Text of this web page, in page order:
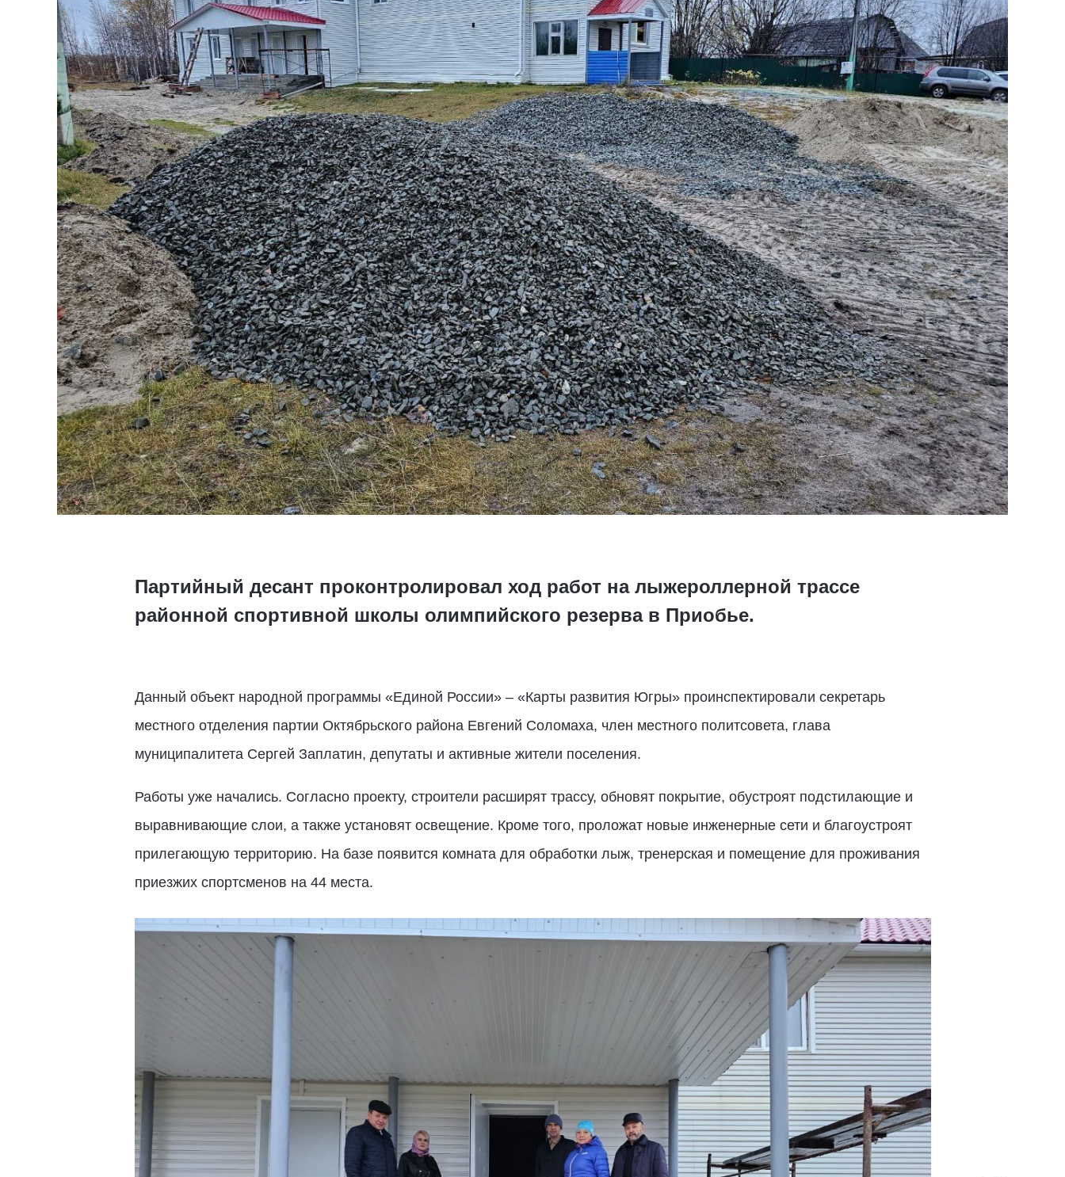
Партийный десант проконтролировал ход работ на лыжероллерной трассе
районной спортивной школы олимпийского резерва в Приобье.
Данный объект народной программы «Единой России» – «Карты развития Югры» проинспектировали секретарь
местного отделения партии Октябрьского района Евгений Соломаха, член местного политсовета, глава
муниципалитета Сергей Заплатин, депутаты и активные жители поселения.
Работы уже начались. Согласно проекту, строители расширят трассу, обновят покрытие, обустроят подстилающие и
выравнивающие слои, а также установят освещение. Кроме того, проложат новые инженерные сети и благоустроят
прилегающую территорию. На базе появится комната для обработки лыж, тренерская и помещение для проживания
приезжих спортсменов на 44 места.